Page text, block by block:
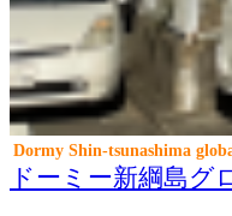
Dormy Shin-tsunashima
ドーミー新綱島グ